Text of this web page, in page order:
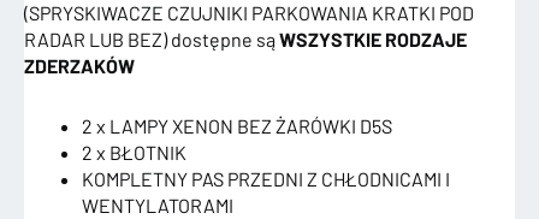
(SPRYSKIWACZE CZUJNIKI PARKOWANIA KRATKI POD
RADAR LUB BEZ) dostępne są WSZYSTKIE RODZAJE
ZDERZAKÓW
2 x LAMPY XENON BEZ ŻARÓWKI D5S
2 x BŁOTNIK
KOMPLETNY PAS PRZEDNI Z CHŁODNICAMI I
WENTYLATORAMI